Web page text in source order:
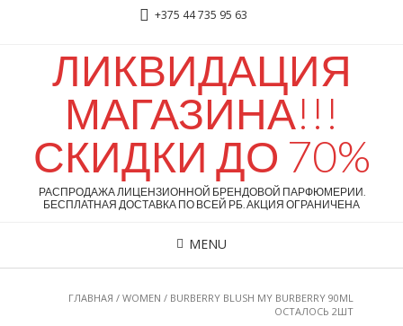
+375 44 735 95 63
ЛИКВИДАЦИЯ
МАГАЗИНА!!!
СКИДКИ ДО 70%
РАСПРОДАЖА ЛИЦЕНЗИОННОЙ БРЕНДОВОЙ ПАРФЮМЕРИИ.
БЕСПЛАТНАЯ ДОСТАВКА ПО ВСЕЙ РБ. АКЦИЯ ОГРАНИЧЕНА
MENU
ГЛАВНАЯ / WOMEN / BURBERRY BLUSH MY BURBERRY 90ML
ОСТАЛОСЬ 2ШТ